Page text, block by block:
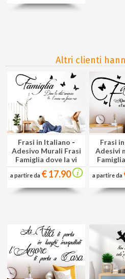
Altri clienti
Frasi in Italiano -
Adesivo Murali Frasi
Famiglia dove la vi
a partire da € 17.90
Frasi
Adesivi
a partire da